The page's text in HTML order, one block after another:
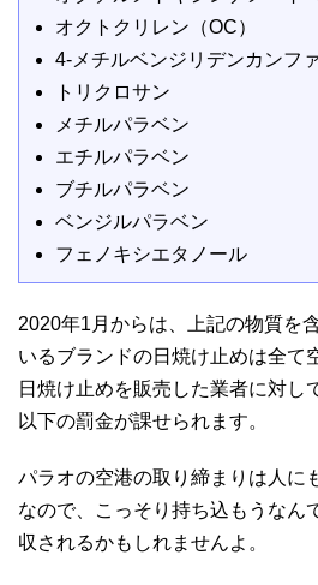
オクトクリレン（OC）
4-メチルベンジリデンカンフ
トリクロサン
メチルパラベン
エチルパラベン
ブチルパラベン
ベンジルパラベン
フェノキシエタノール
2020年1月からは、上記の物質を
いるブランドの日焼け止めは全て
日焼け止めを販売した業者に対し
以下の罰金が課せられます。
パラオの空港の取り締まりは人に
なので、こっそり持ち込もうなん
収されるかもしれませんよ。